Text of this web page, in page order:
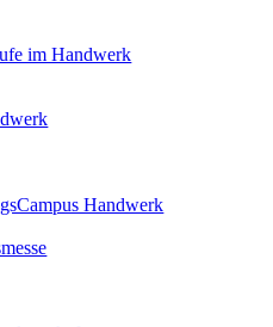
im Handwerk
Handwerk